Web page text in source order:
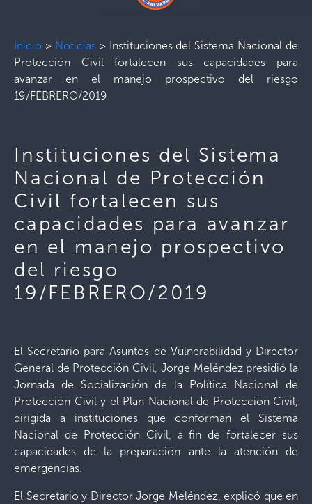
Inicio > Noticias> Instituciones del Sistema Nacional de
Protección Civil fortalecen sus capacidades para
avanzar en el manejo prospectivo del riesgo
19/FEBRERO/2019
Instituciones del Sistema
Nacional de Protección
Civil fortalecen sus
capacidades para avanzar
en el manejo prospectivo
del riesgo
19/FEBRERO/2019
El Secretario para Asuntos de Vulnerabilidad y Director
General de Protección Civil, Jorge Meléndez presidió la
Jornada de Socialización de la Política Nacional de
Protección Civil y el Plan Nacional de Protección Civil,
dirigida a instituciones que conforman el Sistema
Nacional de Protección Civil, a fin de fortalecer sus
capacidades de la preparación ante la atención de
emergencias.
El Secretario y Director Jorge Meléndez, explicó que en